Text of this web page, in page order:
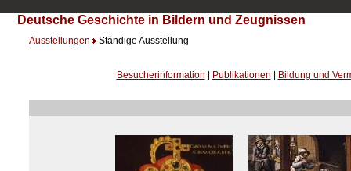
Deutsche Geschichte in Bildern und Zeugnissen
Ausstellungen Ständige Ausstellung
Besucherinformation Publikationen Bildung und